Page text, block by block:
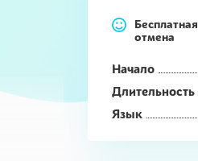
Бесплатная
отмена
Начало
Длительность
Язык